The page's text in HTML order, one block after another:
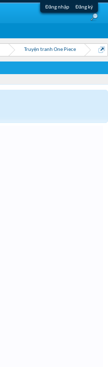
Đăng nhập Đăng ký
Truyện tranh One Piece